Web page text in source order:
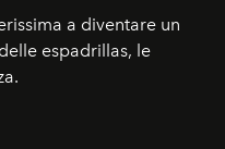
a diventare un
espadrillas, le